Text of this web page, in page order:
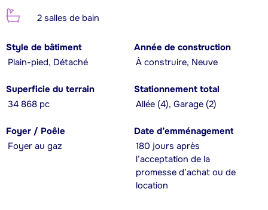
2 salles de bain
Style de bâtiment
Plain-pied, Détaché
Année de construction
À construire, Neuve
Superficie du terrain
34 868 pc
Stationnement total
Allée (4), Garage (2)
Foyer / Poêle
Foyer au gaz
Date d’emménagement
180 jours après
l’acceptation de la
promesse d’achat ou de
location